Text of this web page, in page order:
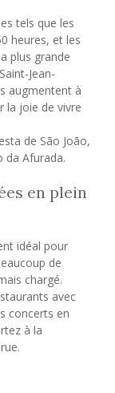
tels que les
heures, et les
plus grande
Jean-
augmentent à
la joie de vivre
de São João,
da Afurada.
en plein
idéal pour
de
chargé.
avec
concerts en
à la